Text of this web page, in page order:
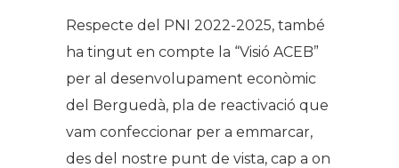
Respecte del PNI 2022-2025, també
ha tingut en compte la “Visió ACEB”
per al desenvolupament econòmic
del Berguedà, pla de reactivació que
vam confeccionar per a emmarcar,
des del nostre punt de vista, cap a on